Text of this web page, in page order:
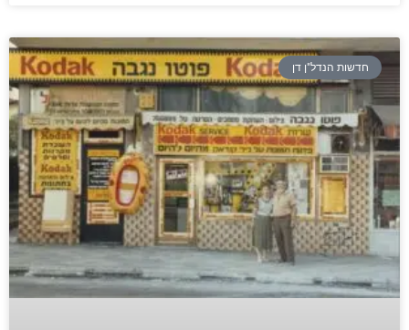
חדשות הנדל"ן דן